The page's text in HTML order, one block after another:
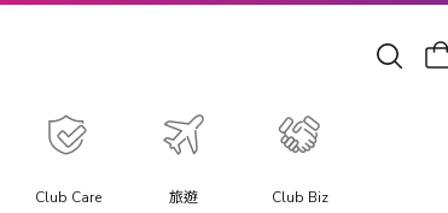
Club Care 旅遊 Club Biz